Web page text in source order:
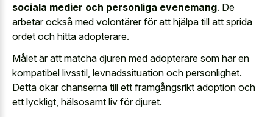
sociala medier och personliga evenemang. De
arbetar också med volontärer för att hjälpa till att sprida
ordet och hitta adopterare.
Målet är att matcha djuren med adopterare som har en
kompatibel livsstil, levnadssituation och personlighet.
Detta ökar chanserna till ett framgångsrikt adoption och
ett lyckligt, hälsosamt liv för djuret.